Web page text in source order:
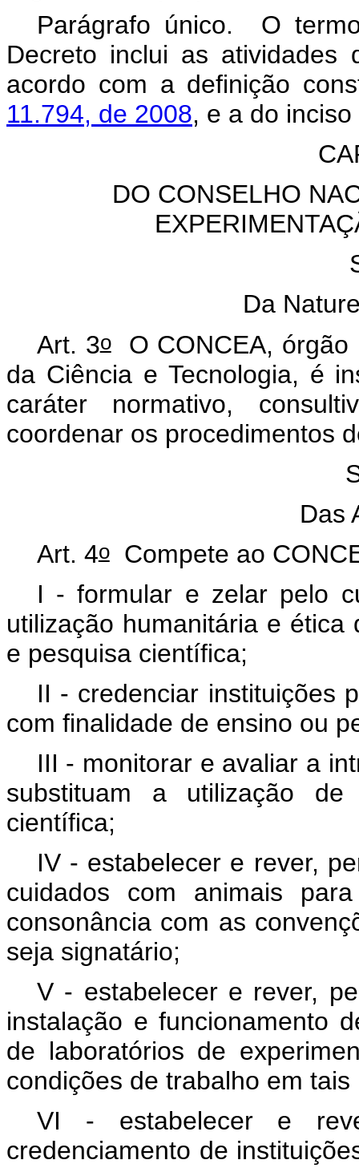
Parágrafo único. O
Decreto inclui as atividades
acordo com a definição
11.794, de 2008, e a do
DO CONSELHO
Da
Art. 3oO CONCEA, órgão
da Ciência e Tecnologia, é
caráter normativo,
coordenar os procedimentos
Das
Art. 4oCompete ao
I - formular e zelar pelo
utilização humanitária e
e pesquisa científica;
II - credenciar instituições
com finalidade de ensino ou
III - monitorar e avaliar a
substituam a utilização
científica;
IV - estabelecer e rever,
cuidados com animais
consonância com as
seja signatário;
V - estabelecer e rever,
instalação e funcionamento
de laboratórios de
condições de trabalho em tais
VI - estabelecer e
credenciamento de